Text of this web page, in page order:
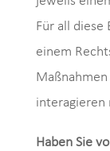
Für all diese
einem
interagieren
Haben Sie